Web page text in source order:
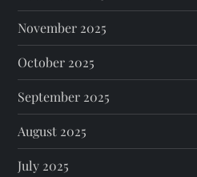
November 2025
October 2025
September 2025
August 2025
July 2025